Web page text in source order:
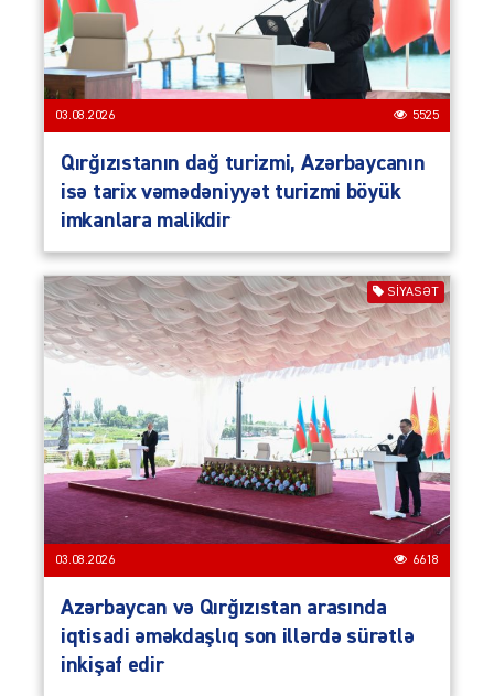
03.08.2026 5525
Qırğızıstanın dağ turizmi, Azərbaycanın
isə tarix vəmədəniyyət turizmi böyük
imkanlara malikdir
SIYASƏT
03.08.2026 6618
Azərbaycan və Qırğızıstan arasında
iqtisadi əməkdaşlıq son illərdə sürətlə
inkişaf edir